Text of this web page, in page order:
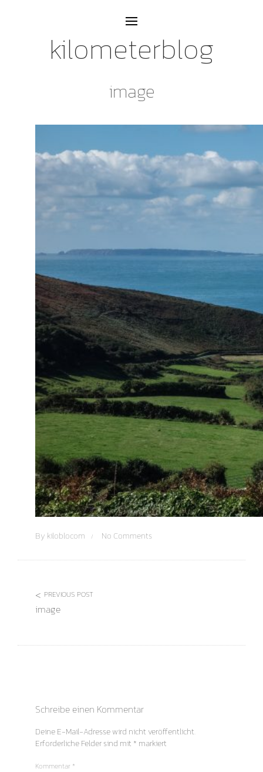
kilometerblog
image
By kiloblocom No Comments
PREVIOUS POST
image
Schreibe einen Kommentar
Deine E-Mail-Adresse wird nicht veröffentlicht.
Erforderliche Felder sind mit * markiert
Kommentar *